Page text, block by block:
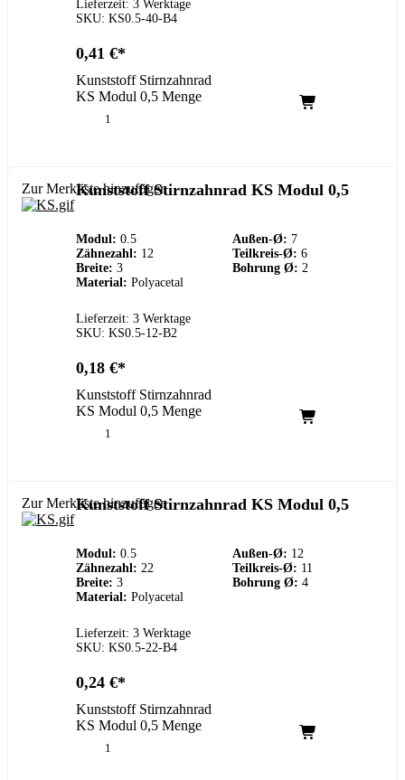
Lieferzeit: 3 Werktage
SKU: KS0.5-40-B4
0,41 €
Kunststoff Stirnzahnrad
KS Modul 0,5 Menge
Zur Merkliste hinzufügen
Kunststoff Stirnzahnrad KS Modul 0,5
Modul: 0.5 Außen-Ø: 7
Zähnezahl: 12 Teilkreis-Ø: 6
Breite: 3 Bohrung Ø: 2
Material: Polyacetal
Lieferzeit: 3 Werktage
SKU: KS0.5-12-B2
0,18 €
Kunststoff Stirnzahnrad
KS Modul 0,5 Menge
Zur Merkliste hinzufügen
Kunststoff Stirnzahnrad KS Modul 0,5
Modul: 0.5 Außen-Ø: 12
Zähnezahl: 22 Teilkreis-Ø: 11
Breite: 3 Bohrung Ø: 4
Material: Polyacetal
Lieferzeit: 3 Werktage
SKU: KS0.5-22-B4
0,24 €
Kunststoff Stirnzahnrad
KS Modul 0,5 Menge